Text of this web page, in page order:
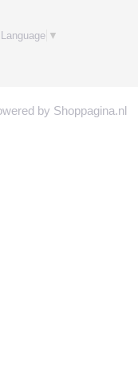
▼
by Shoppagina.nl